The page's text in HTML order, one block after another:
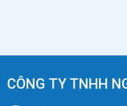
CÔNG TY TNHH